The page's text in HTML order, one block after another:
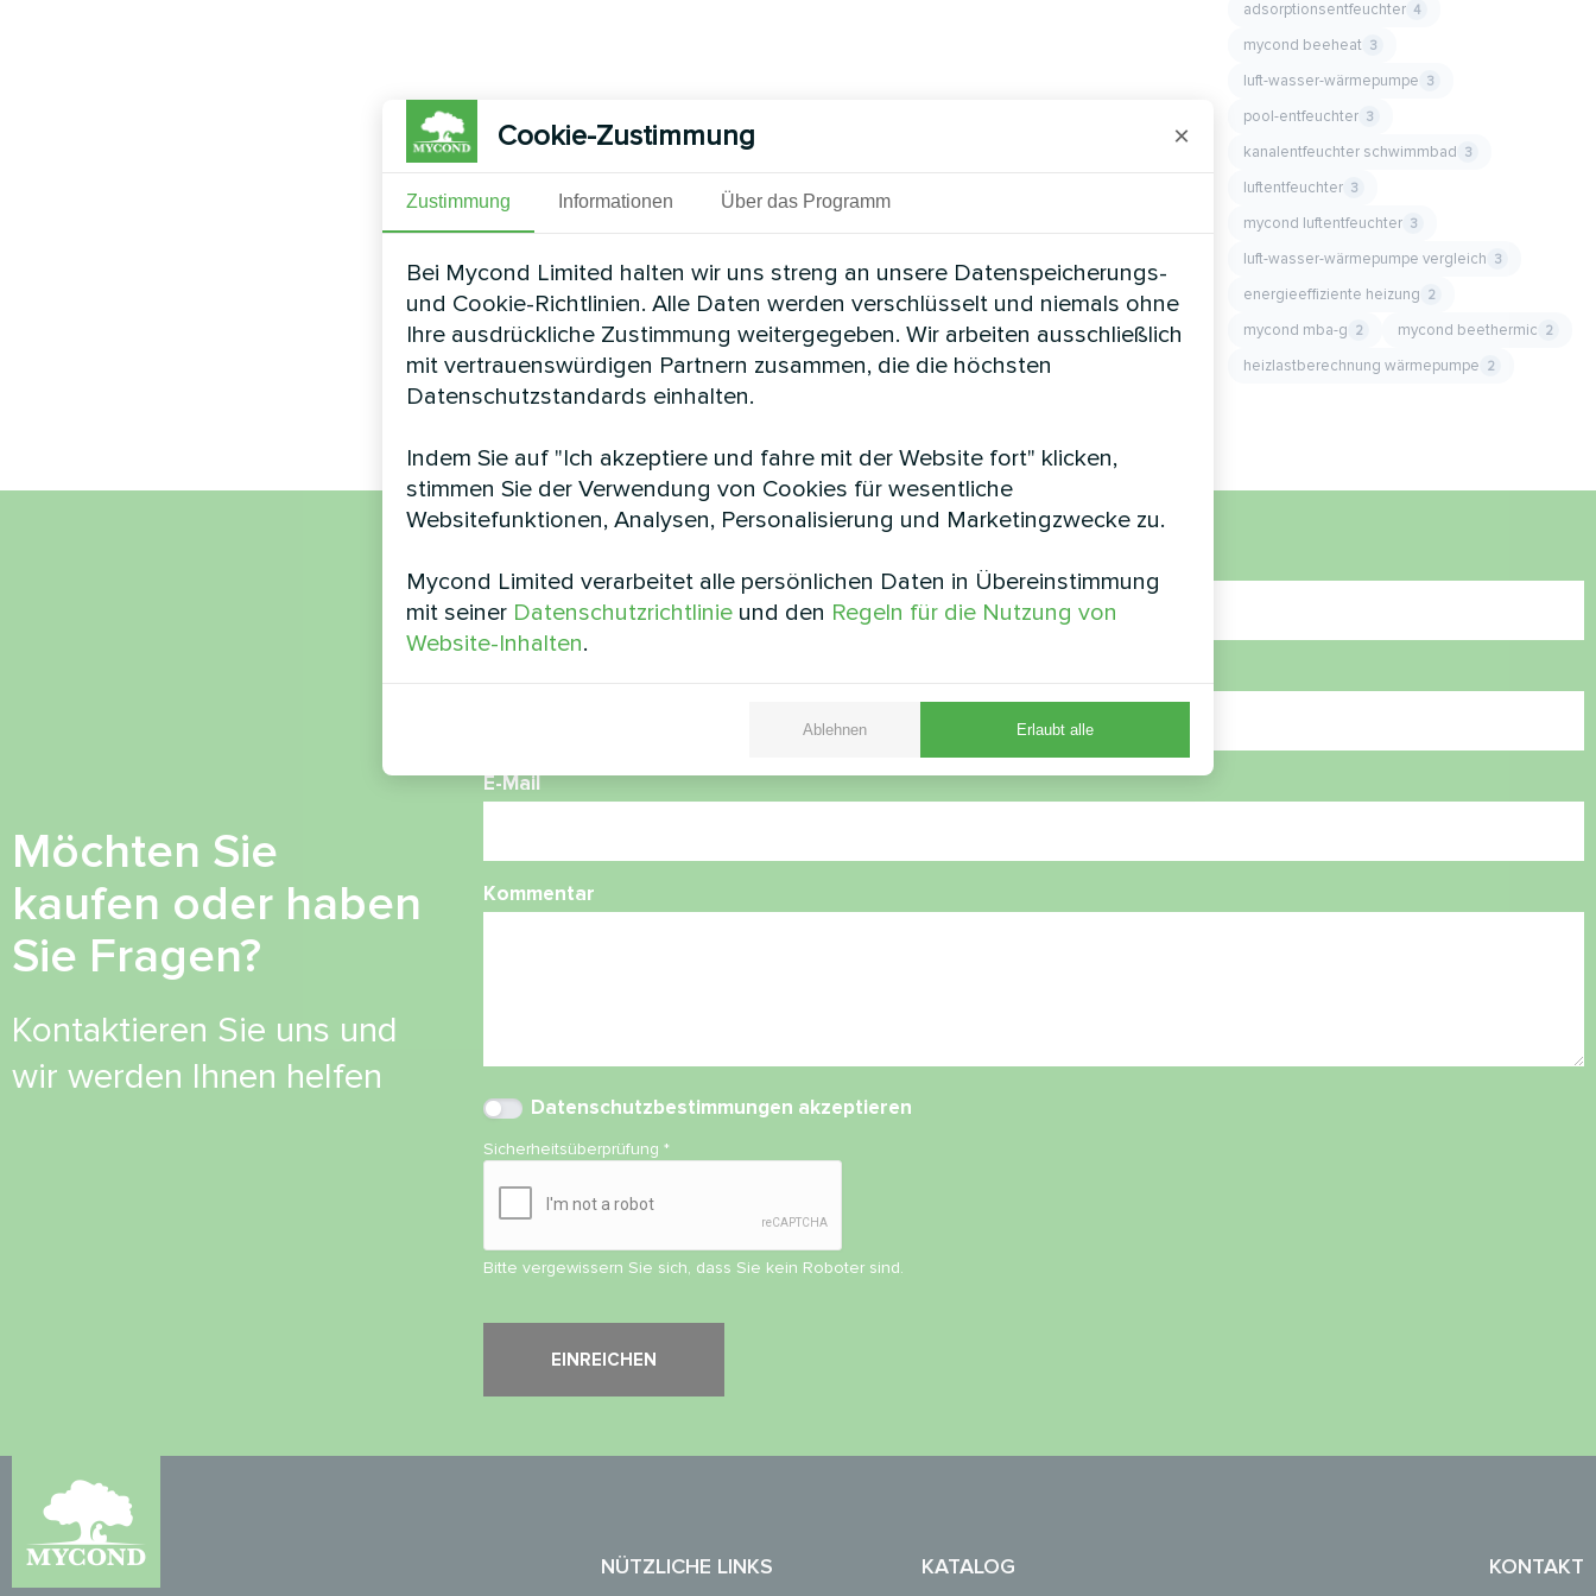
adsorptionsentfeuchter 4
mycond beeheat 3
luft-wasser-wärmepumpe 3
pool-entfeuchter 3
kanalentfeuchter schwimmbad 3
luftentfeuchter 3
mycond luftentfeuchter 3
luft-wasser-wärmepumpe vergleich 3
energieeffiziente heizung 2
mycond mba-g 2 mycond beethermic 2
heizlastberechnung wärmepumpe 2
Möchten Sie
kaufen oder haben
Sie Fragen?
Kontaktieren Sie uns und
wir werden Ihnen helfen
E-Mail
Kommentar
Datenschutzbestimmungen akzeptieren
Sicherheitsüberprüfung*
Bitte vergewissern Sie sich, dass Sie kein Roboter sind.
NÜTZLICHE LINKS KATALOG KONTAKT
Cookie-Zustimmung ×
Zustimmung Informationen Über das Programm
Bei Mycond Limited halten wir uns streng an unsere Datenspeicherungs-
und Cookie-Richtlinien. Alle Daten werden verschlüsselt und niemals ohne
Ihre ausdrückliche Zustimmung weitergegeben. Wir arbeiten ausschließlich
mit vertrauenswürdigen Partnern zusammen, die die höchsten
Datenschutzstandards einhalten.
Indem Sie auf "Ich akzeptiere und fahre mit der Website fort" klicken,
stimmen Sie der Verwendung von Cookies für wesentliche
Websitefunktionen, Analysen, Personalisierung und Marketingzwecke zu.
Mycond Limited verarbeitet alle persönlichen Daten in Übereinstimmung
mit seiner Datenschutzrichtlinie und den Regeln für die Nutzung von
Website-Inhalten.
Ablehnen Erlaubt alle